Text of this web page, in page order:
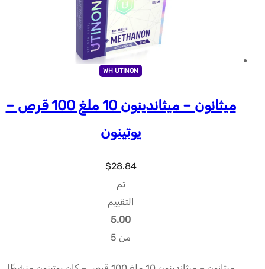
WH UTINON
ميثانون – ميثاندينون 10 ملغ 100 قرص –
يوتينون
$28.84
تم
التقييم
5.00
من 5